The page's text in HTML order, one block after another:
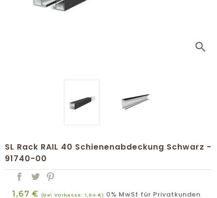
search
SL Rack RAIL 40 Schienenabdeckung Schwarz -
91740-00
1,67 € (bei Vorkasse: 1,64 €) 0% MwSt für Privatkunden